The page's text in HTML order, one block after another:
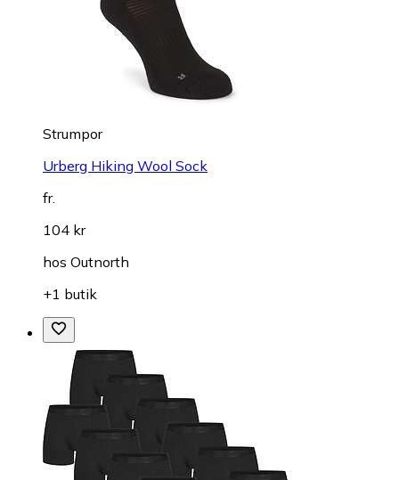
Strumpor
Urberg Hiking Wool Sock
fr.
104 kr
hos Outnorth
+1 butik